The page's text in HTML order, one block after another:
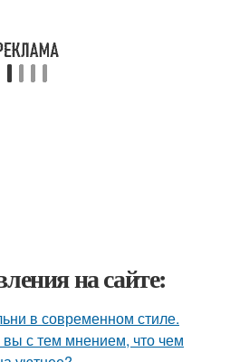
на сайте:
в современном стиле.
с тем мнением, что чем